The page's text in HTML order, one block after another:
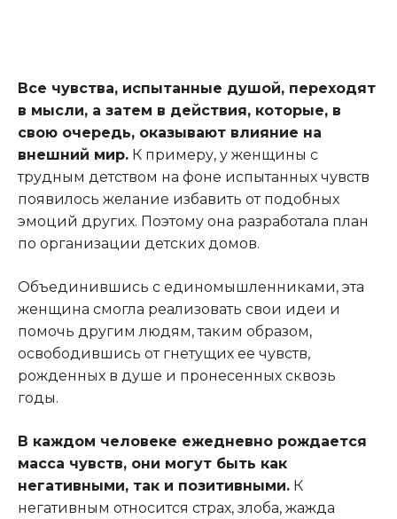
Все чувства, испытанные душой, переходят
в мысли, а затем в действия, которые, в
свою очередь, оказывают влияние на
внешний мир. К примеру, у женщины с
трудным детством на фоне испытанных чувств
появилось желание избавить от подобных
эмоций других. Поэтому она разработала план
по организации детских домов.
Объединившись с единомышленниками, эта
женщина смогла реализовать свои идеи и
помочь другим людям, таким образом,
освободившись от гнетущих ее чувств,
рожденных в душе и пронесенных сквозь
годы.
В каждом человеке ежедневно рождается
масса чувств, они могут быть как
негативными, так и позитивными. К
негативным относится страх, злоба, жажда